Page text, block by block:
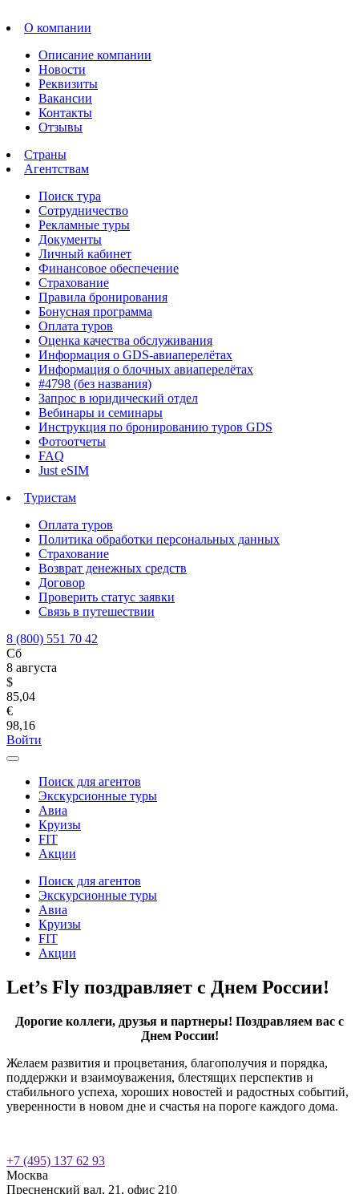
О компании
Описание компании
Новости
Реквизиты
Вакансии
Контакты
Отзывы
Страны
Агентствам
Поиск тура
Сотрудничество
Рекламные туры
Документы
Личный кабинет
Финансовое обеспечение
Страхование
Правила бронирования
Бонусная программа
Оплата туров
Оценка качества обслуживания
Информация о GDS-авиаперелётах
Информация о блочных авиаперелётах
#4798 (без названия)
Запрос в юридический отдел
Вебинары и семинары
Инструкция по бронированию туров GDS
Фотоотчеты
FAQ
Just eSIM
Туристам
Оплата туров
Политика обработки персональных данных
Страхование
Возврат денежных средств
Договор
Проверить статус заявки
Связь в путешествии
8 (800) 551 70 42
Сб
8 августа
$
85,04
€
98,16
Войти
Поиск для агентов
Экскурсионные туры
Авиа
Круизы
FIT
Акции
Поиск для агентов
Экскурсионные туры
Авиа
Круизы
FIT
Акции
Let’s Fly поздравляет с Днем России!
Дорогие коллеги, друзья и партнеры! Поздравляем вас с
Днем России!
Желаем развития и процветания, благополучия и порядка,
поддержки и взаимоуважения, блестящих перспектив и
стабильного успеха, хороших новостей и радостных событий,
уверенности в новом дне и счастья на пороге каждого дома.
+7 (495) 137 62 93
Москва
Пресненский вал, 21, офис 210